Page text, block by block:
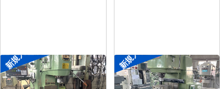
新規入荷
#2立フライス盤
メーカー 平岡工業
新規入荷
#2立フライス盤
メーカー 大隈豊和